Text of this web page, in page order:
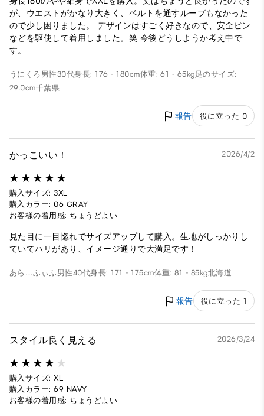
が、ウエストがかなり大きく、ベルトを通すループもなかった
ので少し困りました。 デザインはすごく好きなので、安全ピン
などを駆使して着用しました。笑 今後どうしようか考え中で
す。
うにくろ 男性30代身長: 176 - 180cm体重: 61 - 65kg足のサイズ:
29.0cm千葉県
報告 役に立った 0
かっこいい！ 2026/4/2
購入サイズ: 3XL
購入カラー: 06 GRAY
お客様の着用感: ちょうどよい
見た目に一目惚れでサイズアップして購入。生地がしっかりし
ていてハリがあり、イメージ通りで大満足です！
あら…ふぃふ 男性40代身長: 171 - 175cm体重: 81 - 85kg北海道
報告 役に立った 1
スタイル良く見える 2026/3/24
購入サイズ: XL
購入カラー: 69 NAVY
お客様の着用感: ちょうどよい